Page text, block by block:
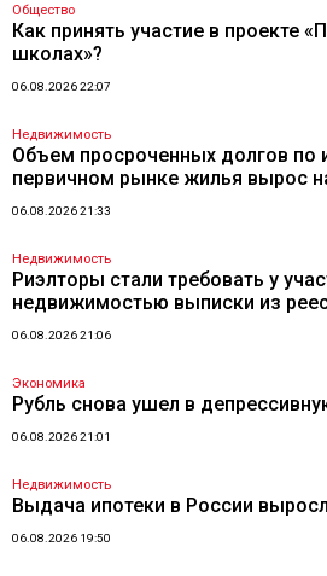
Общество
Как принять участие в проекте
школах»?
06.08.2026 22:07
Недвижимость
Объем просроченных долгов по
первичном рынке жилья вырос
06.08.2026 21:33
Недвижимость
Риэлторы стали требовать у
недвижимостью выписки из
06.08.2026 21:06
Экономика
Рубль снова ушел в
06.08.2026 21:01
Недвижимость
Выдача ипотеки в России
06.08.2026 19:50